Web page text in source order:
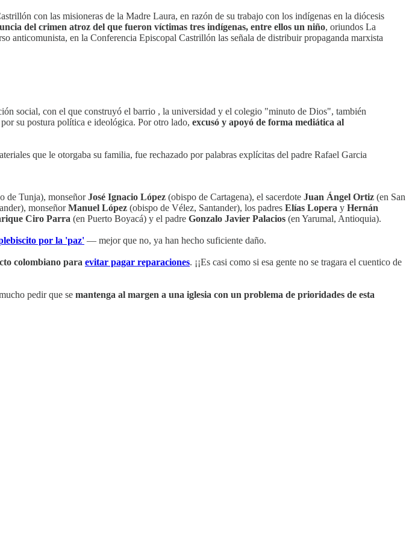
con las misioneras de la Madre Laura, en razón de su trabajo con los indígenas en la diócesis
del crimen atroz del que fueron víctimas tres indígenas, entre ellos un niño, oriundos La
anticomunista, en la Conferencia Episcopal Castrillón las señala de distribuir propaganda marxista
social, con el que construyó el barrio , la universidad y el colegio "minuto de Dios", también
su postura política e ideológica. Por otro lado, excusó y apoyó de forma mediática al
que le otorgaba su familia, fue rechazado por palabras explícitas del padre Rafael Garcia
de Tunja), monseñorJosé Ignacio López (obispo de Cartagena), el sacerdote Juan Ángel Ortiz (en San
monseñorManuel López (obispo de Vélez, Santander), los padres Elías Lopera y Hernán
Ciro Parra (en Puerto Boyacá) y el padre Gonzalo Javier Palacios (en Yarumal, Antioquia).
por la 'paz' — mejor que no, ya han hecho suficiente daño.
colombiano para evitar pagar reparaciones. ¡¡Es casi como si esa gente no se tragara el cuentico de
pedir que se mantenga al margen a una iglesia con un problema de prioridades de esta